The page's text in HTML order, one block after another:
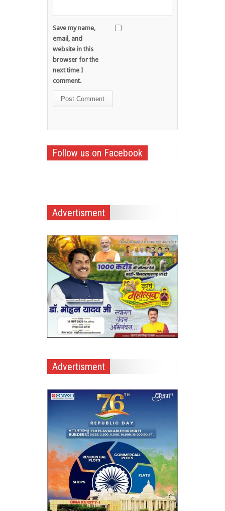
Save my name,
email, and
website in this
browser for the
next time I
comment.
Follow us on Facebook
Advertisment
Advertisment